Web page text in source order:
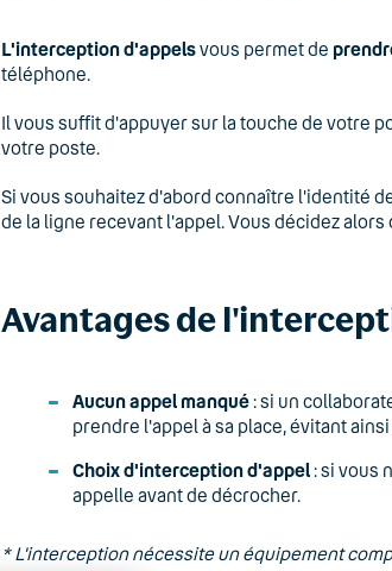
L'interception d'appelsvous permet de
téléphone.
Il vous suffit d'appuyer sur la touche de votre
votre poste.
Si vous souhaitez d'abord connaître l'identité
de la ligne recevant l'appel. Vous décidez
Avantages de
Aucun appel manqué: si un
prendre l'appel à sa place, évitant
Choix d'interception d'appel: si vous
appelle avant de décrocher.
* L'interception nécessite un équipement